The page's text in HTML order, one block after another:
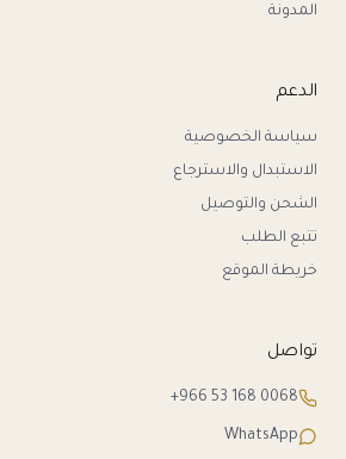
المدونة
الدعم
سياسة الخصوصية
الاستبدال والاسترجاع
الشحن والتوصيل
تتبع الطلب
خريطة الموقع
تواصل
+966 53 168 0068
WhatsApp